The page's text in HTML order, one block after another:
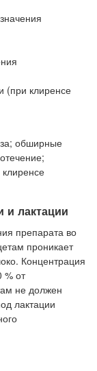
(при клиренсе
обширные
и лактации
препарата во
проникает
Концентрация
% от
не должен
лактации